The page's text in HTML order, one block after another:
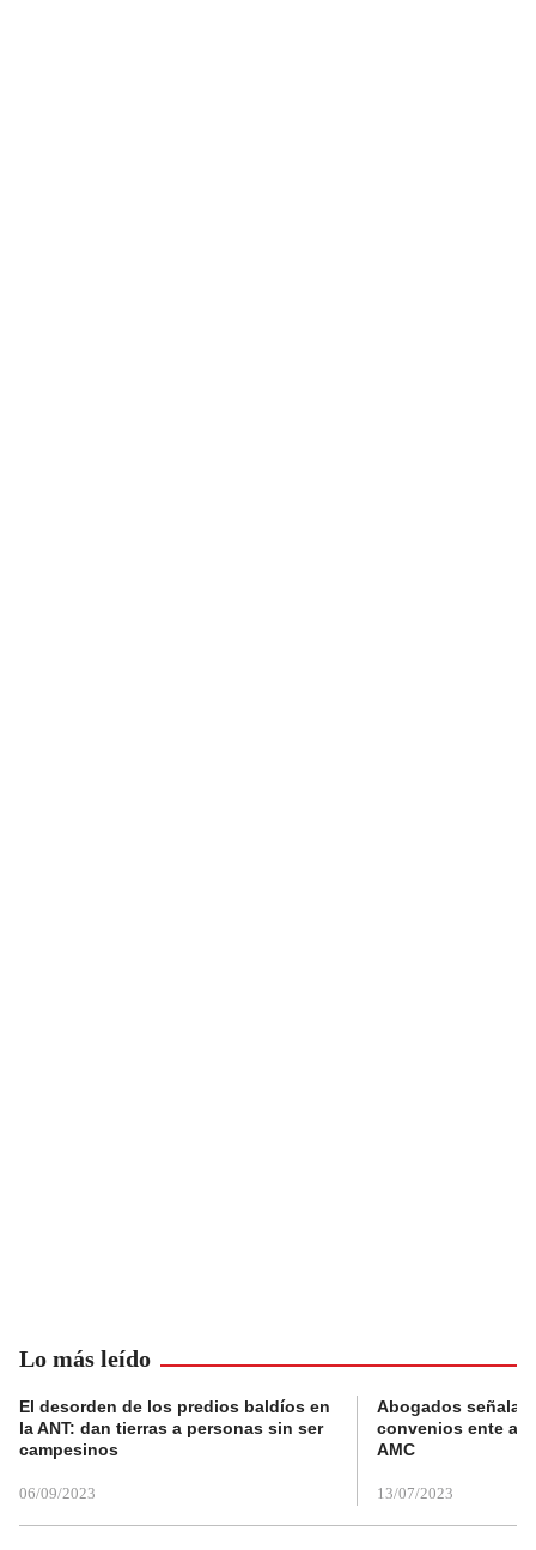
Lo más leído
El desorden de los predios baldíos en
la ANT: dan tierras a personas sin ser
campesinos
06/09/2023
Abogados
convenios ente
AMC
13/07/2023